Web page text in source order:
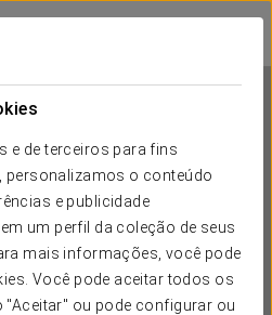
e de terceiros para fins
personalizamos o conteúdo
e publicidade
um perfil da coleção de seus
mais informações, você pode
Você pode aceitar todos os
ou pode configurar ou
Cataratas
IGUAÇU